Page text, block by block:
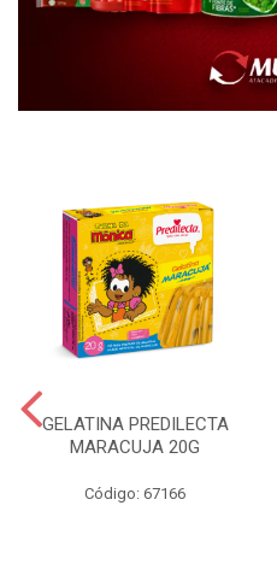
GELATINA PREDILECTA
MARACUJA 20G
Código: 67166